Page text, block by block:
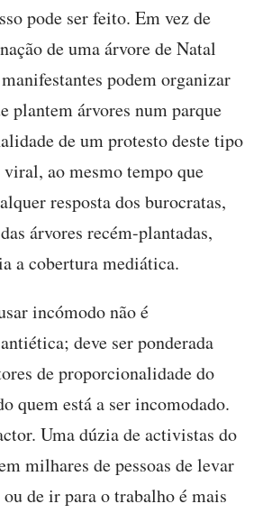
pode ser feito. Em vez de
de uma árvore de Natal
podem organizar
plantem árvores num parque
de um protesto deste tipo
ao mesmo tempo que
resposta dos burocratas,
árvores recém-plantadas,
a cobertura mediática.
incómodo não é
deve ser ponderada
de proporcionalidade do
quem está a ser incomodado.
Uma dúzia de activistas do
milhares de pessoas de levar
de ir para o trabalho é mais